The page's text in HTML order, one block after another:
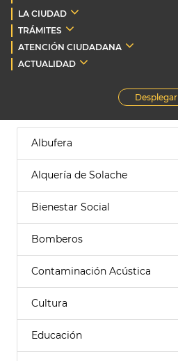
LA CIUDAD
TRÁMITES
ATENCIÓN CIUDADANA
ACTUALIDAD
Desplegar
Albufera
Alquería de Solache
Bienestar Social
Bomberos
Contaminación Acústica
Cultura
Educación